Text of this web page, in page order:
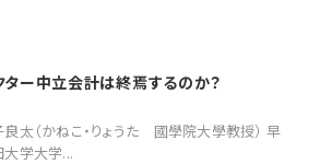
歩き方
すめ
ター中立会計は終焉するのか？
良太（かねこ・りょうた 國學院大學教授） 早
大学大学...